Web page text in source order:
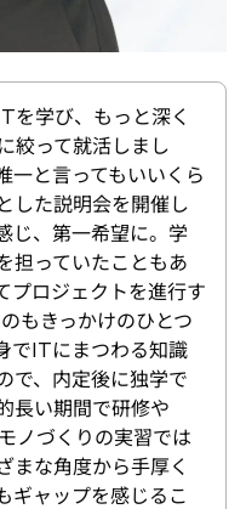
学び、もっと深く
絞って就活しまし
一と言ってもいいくら
した説明会を開催し
じ、第一希望に。学
担っていたこともあ
プロジェクトを進行す
もきっかけのひとつ
でITにまつわる知識
で、内定後に独学で
長い期間で研修や
ノづくりの実習では
まな角度から手厚く
ギャップを感じるこ